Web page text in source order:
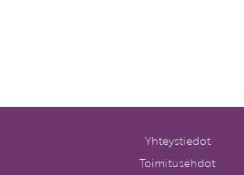
Yhteystiedot
Toimitusehdot